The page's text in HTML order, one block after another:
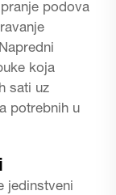
podova
koja
sati uz
potrebnih u
jedinstveni